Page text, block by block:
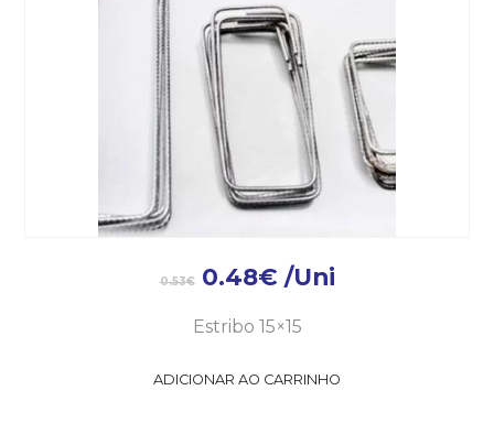
0.53€ 0.48€ /Uni
Estribo 15×15
ADICIONAR AO CARRINHO